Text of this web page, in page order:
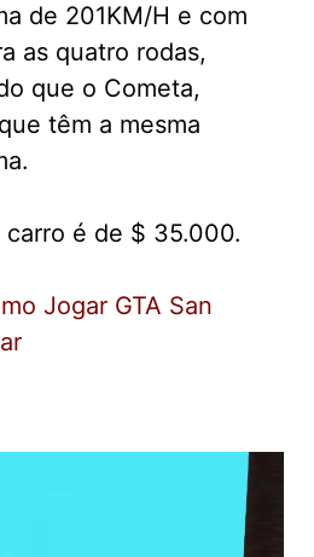
de 201KM/H e com
as quatro rodas,
que o Cometa,
têm a mesma
carro é de $ 35.000.
Jogar GTA San